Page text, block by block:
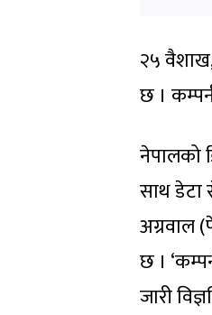
२५
छ ।
नेपालको
साथ डेटा
अग्रवाल
छ ।
जारी